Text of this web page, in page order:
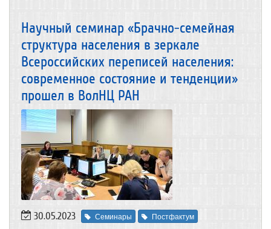
Научный семинар «Брачно-семейная
структура населения в зеркале
Всероссийских переписей населения:
современное состояние и тенденции»
прошел в ВолНЦ РАН
30.05.2023 Семинары Постфактум